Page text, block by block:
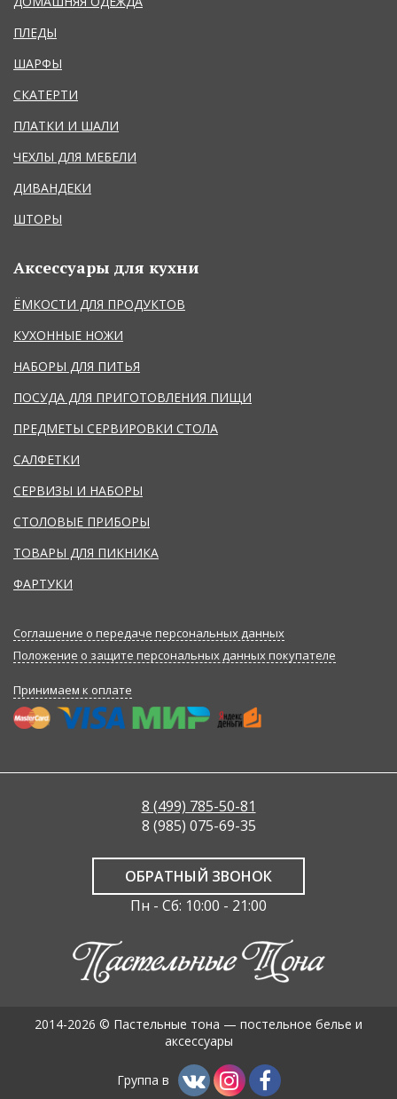
ПЛЕДЫ
ШАРФЫ
СКАТЕРТИ
ПЛАТКИ И ШАЛИ
ЧЕХЛЫ ДЛЯ МЕБЕЛИ
ДИВАНДЕКИ
ШТОРЫ
Аксессуары для кухни
ЁМКОСТИ ДЛЯ ПРОДУКТОВ
КУХОННЫЕ НОЖИ
НАБОРЫ ДЛЯ ПИТЬЯ
ПОСУДА ДЛЯ ПРИГОТОВЛЕНИЯ ПИЩИ
ПРЕДМЕТЫ СЕРВИРОВКИ СТОЛА
САЛФЕТКИ
СЕРВИЗЫ И НАБОРЫ
СТОЛОВЫЕ ПРИБОРЫ
ТОВАРЫ ДЛЯ ПИКНИКА
ФАРТУКИ
Соглашение о передаче персональных данных
Положение о защите персональных данных покупателе
Принимаем к оплате
8 (499) 785-50-81
8 (985) 075-69-35
ОБРАТНЫЙ ЗВОНОК
Пн - Сб: 10:00 - 21:00
2014-2026 © Пастельные тона — постельное белье и
аксессуары
Группа в